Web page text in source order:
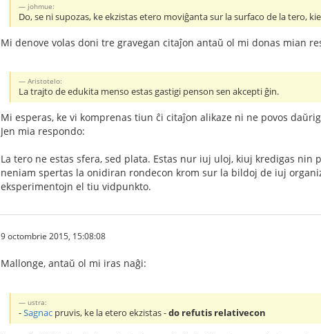
johmue:
Do, se ni supozas, ke ekzistas etero moviĝanta sur la surfaco de la tero,
Mi denove volas doni tre gravegan citaĵon antaŭ ol mi donas mian
Aristotelo:
La trajto de edukita menso estas gastigi penson sen akcepti ĝin.
Mi esperas, ke vi komprenas tiun ĉi citaĵon alikaze ni ne povos
Jen mia respondo:
La tero ne estas sfera, sed plata. Estas nur iuj uloj, kiuj kredigas
neniam spertas la onidiran rondecon krom sur la bildoj de iuj
eksperimentojn el tiu vidpunkto.
9 octombrie 2015, 15:08:08
Mallonge, antaŭ ol mi iras naĝi:
ustra:
-Sagnac pruvis, ke la etero ekzistas -do refutis relativecon